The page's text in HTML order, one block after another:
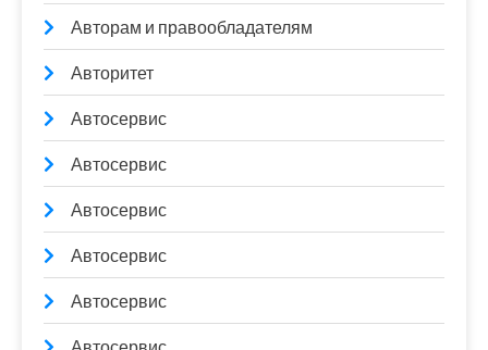
Авторам и правообладателям
Авторитет
Автосервис
Автосервис
Автосервис
Автосервис
Автосервис